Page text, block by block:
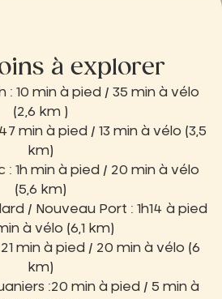
à explorer
: 10 min à pied / 35 min à vélo
(2,6 km )
min à pied / 13 min à vélo (3,5
km)
: 1h min à pied / 20 min à vélo
(5,6 km)
/ Nouveau Port : 1h14 à pied
à vélo (6,1 km)
min à pied / 20 min à vélo (6
km)
:20 min à pied / 5 min à